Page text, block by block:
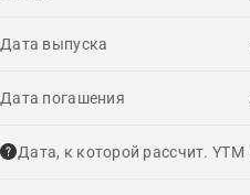
Дата выпуска
Дата погашения
Дата, к которой рассчит. YTM